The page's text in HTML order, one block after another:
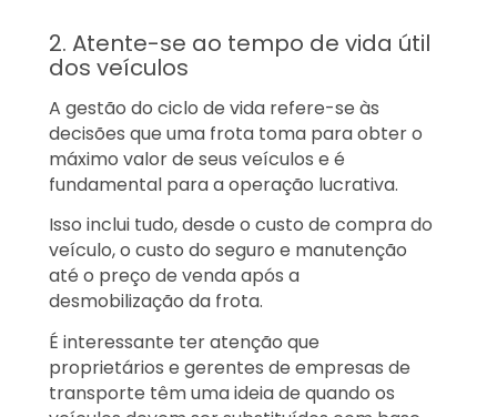
2. Atente-se ao tempo de vida útil
dos veículos
A gestão do ciclo de vida refere-se às
decisões que uma frota toma para obter o
máximo valor de seus veículos e é
fundamental para a operação lucrativa.
Isso inclui tudo, desde o custo de compra do
veículo, o custo do seguro e manutenção
até o preço de venda após a
desmobilização da frota.
É interessante ter atenção que
proprietários e gerentes de empresas de
transporte têm uma ideia de quando os